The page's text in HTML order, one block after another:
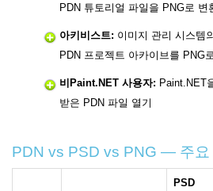
PDN 튜토리얼 파일을 PNG로 변
아키비스트: 이미지 관리 시스템
PDN 프로젝트 아카이브를 PNG
비Paint.NET 사용자: Paint.NET
받은 PDN 파일 열기
PDN vs PSD vs PNG — 주요
PSD